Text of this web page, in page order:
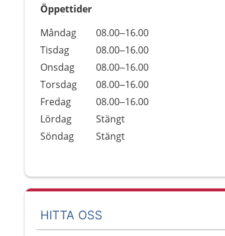
Öppettider
Dag
Öppettider
Kommentarer
Måndag
08.00–16.00
Tisdag
08.00–16.00
Onsdag
08.00–16.00
Torsdag
08.00–16.00
Fredag
08.00–16.00
Lördag
Stängt
Söndag
Stängt
HITTA OSS